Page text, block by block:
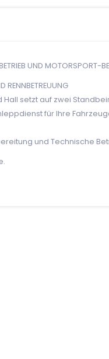
UND MOTORSPORT-
RENNBETREUUNG
setzt auf zwei
für Ihre
und Technische